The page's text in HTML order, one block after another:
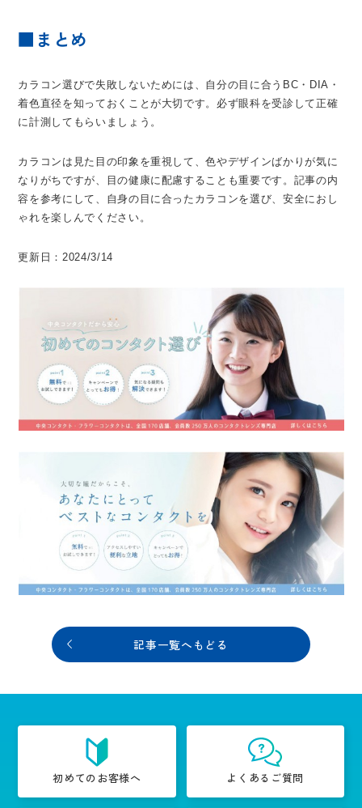
■まとめ
カラコン選びで失敗しないためには、自分の目に合うBC・DIA・
着色直径を知っておくことが大切です。必ず眼科を受診して正確
に計測してもらいましょう。
カラコンは見た目の印象を重視して、色やデザインばかりが気に
なりがちですが、目の健康に配慮することも重要です。記事の内
容を参考にして、自身の目に合ったカラコンを選び、安全におし
ゃれを楽しんでください。
更新日：2024/3/14
記事一覧へもどる
初めてのお客様へ よくあるご質問